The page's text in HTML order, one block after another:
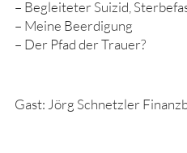
– Begleiteter Suizid,
– Meine Beerdigung
– Der Pfad der Trauer?
Gast: Jörg Schnetzler